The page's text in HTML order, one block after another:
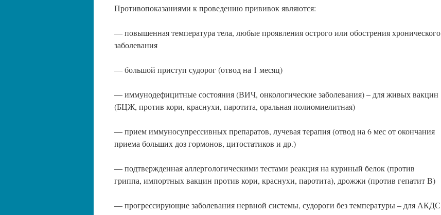
Противопоказаниями к проведению прививок являются:
— повышенная температура тела, любые проявления острого или обострения хронического
заболевания
— большой приступ судорог (отвод на 1 месяц)
— иммунодефицитные состояния (ВИЧ, онкологические заболевания) – для живых вакцин
(БЦЖ, против кори, краснухи, паротита, оральная полиомиелитная)
— прием иммуносупрессивных препаратов, лучевая терапия (отвод на 6 мес от окончания
приема больших доз гормонов, цитостатиков и др.)
— подтвержденная аллергологическими тестами реакция на куриный белок (против
гриппа, импортных вакцин против кори, краснухи, паротита), дрожжи (против гепатит В)
— прогрессирующие заболевания нервной системы, судороги без температуры – для АКДС